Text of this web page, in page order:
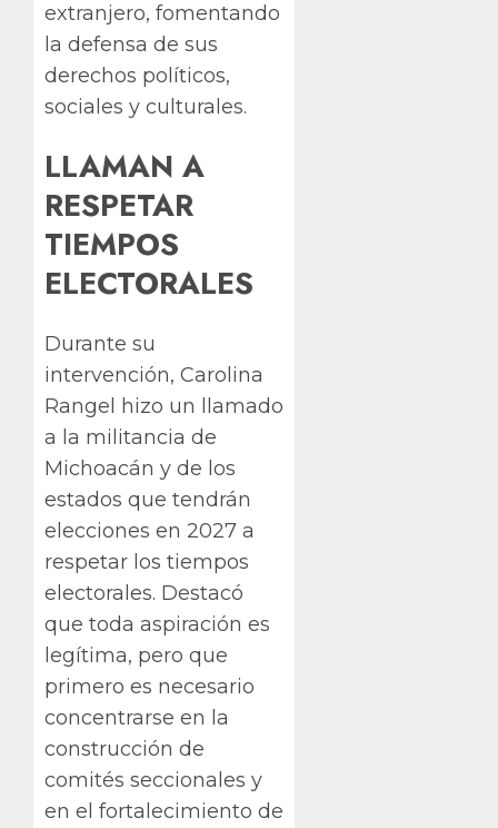
extranjero, fomentando
la defensa de sus
derechos políticos,
sociales y culturales.
LLAMAN A
RESPETAR
TIEMPOS
ELECTORALES
Durante su
intervención, Carolina
Rangel hizo un llamado
a la militancia de
Michoacán y de los
estados que tendrán
elecciones en 2027 a
respetar los tiempos
electorales. Destacó
que toda aspiración es
legítima, pero que
primero es necesario
concentrarse en la
construcción de
comités seccionales y
en el fortalecimiento de